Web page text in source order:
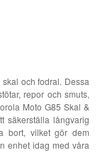
och fodral. Dessa
repor och smuts,
Moto G85 Skal &
säkerställa långvarig
bort, vilket gör dem
enhet idag med våra